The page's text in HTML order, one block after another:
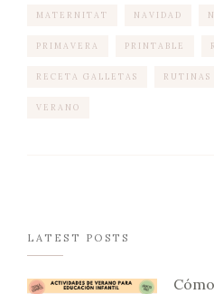
MATERNITAT NAVIDAD
PRIMAVERA PRINTABLE
RECETA GALLETAS RUTINAS
VERANO
LATEST POSTS